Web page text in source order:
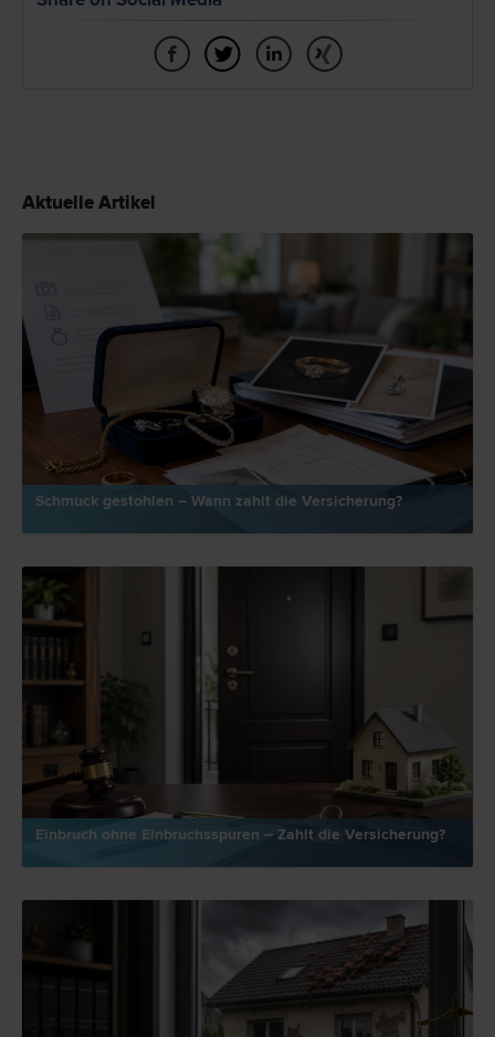
Aktuelle Artikel
Schmuck gestohlen – Wann zahlt die Versicherung?
Einbruch ohne Einbruchsspuren – Zahlt die Versicherung?